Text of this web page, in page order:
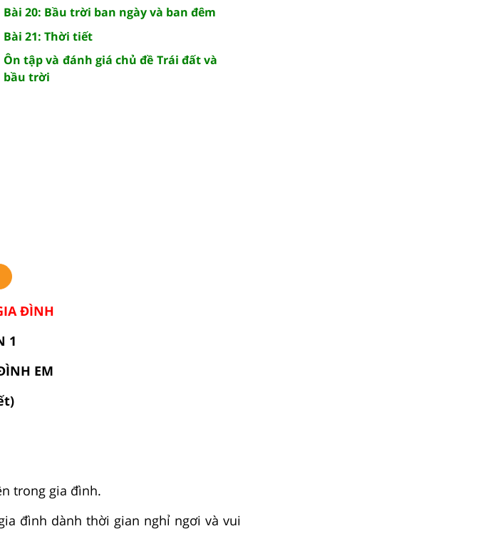
Bài 20: Bầu trời ban ngày và ban đêm
Bài 21: Thời tiết
Ôn tập và đánh giá chủ đề Trái đất và
bầu trời
ĐÌNH
1
EM
trong gia đình.
đình dành thời gian nghỉ ngơi và vui